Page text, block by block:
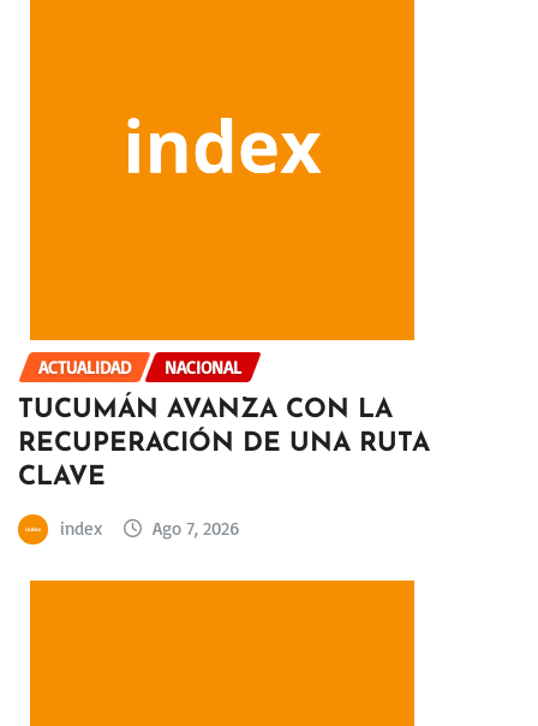
ACTUALIDAD NACIONAL
TUCUMÁN AVANZA CON LA
RECUPERACIÓN DE UNA RUTA
CLAVE
index Ago 7, 2026